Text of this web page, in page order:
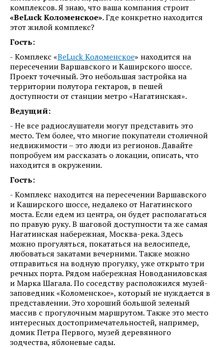
комплексов. Я знаю, что ваша компания строит
«BeLuck Коломенское». Где конкретно находится
этот жилой комплекс?
Гость:
- Комплекс «BeLuck Коломенское» находится на
пересечении Варшавского и Каширского шоссе.
Проект точечный. Это небольшая застройка на
территории полутора гектаров, в пешей
доступности от станции метро «Нагатинская».
Ведущий:
- Не все радиослушатели могут представить это
место. Тем более, что многие покупатели столичной
недвижимости – это люди из регионов. Давайте
попробуем им рассказать о локации, описать, что
находится в окружении.
Гость:
- Комплекс находится на пересечении Варшавского
и Каширского шоссе, недалеко от Нагатинского
моста. Если едем из центра, он будет располагаться
по правую руку. В шаговой доступности та же самая
Нагатинская набережная, Москва-река. Здесь
можно прогуляться, покататься на велосипеде,
любоваться закатами вечерними. Также можно
отправиться на водную прогулку, уже открыто три
речных порта. Рядом набережная Новоданиловская
и Марка Шагала. По соседству расположился музей-
заповедник «Коломенское», который не нуждается в
представлении. Это хороший большой зеленый
массив с прогулочным маршрутом. Также это место
интересных достопримечательностей, например,
домик Петра Первого, музей деревянного
зодчества, яблоневые сады.